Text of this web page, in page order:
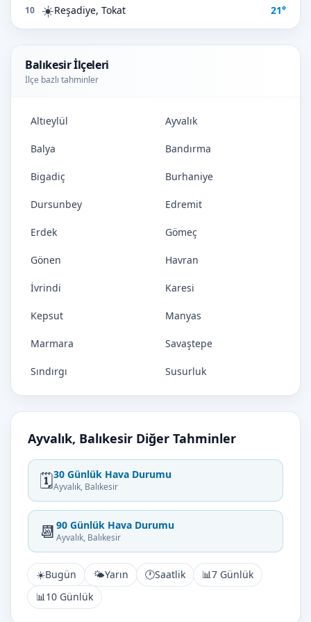
10 ☀️Reşadiye, Tokat 21°
Balıkesir İlçeleri
İlçe bazlı tahminler
Altıeylül Ayvalık
Balya Bandırma
Bigadiç Burhaniye
Dursunbey Edremit
Erdek Gömeç
Gönen Havran
İvrindi Karesi
Kepsut Manyas
Marmara Savaştepe
Sındırgı Susurluk
Ayvalık, Balıkesir Diğer Tahminler
🗓️30 Günlük Hava Durumu
Ayvalık, Balıkesir
📆 90 Günlük Hava Durumu
Ayvalık, Balıkesir
☀️Bugün 🌤️Yarın 🕐Saatlik 📊7 Günlük
📊10 Günlük